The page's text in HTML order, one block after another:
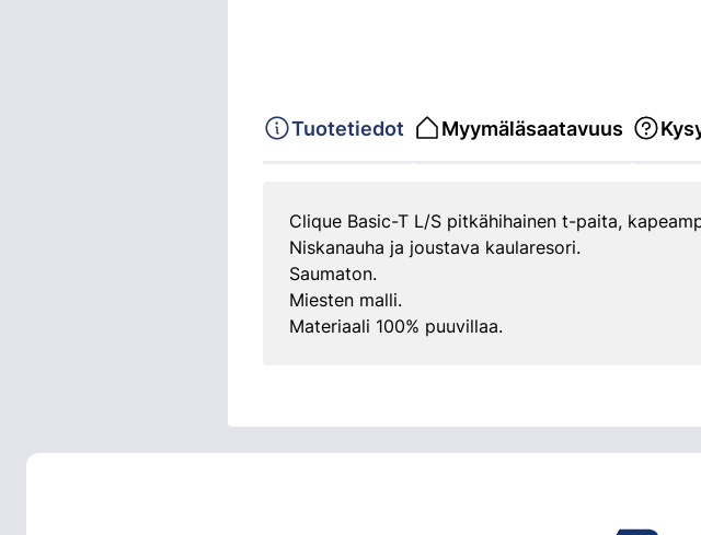
Tuotetiedot Myymäläsaatavuus
Clique Basic-T L/S pitkähihainen t-paita,
Niskanauha ja joustava kaularesori.
Saumaton.
Miesten malli.
Materiaali 100% puuvillaa.